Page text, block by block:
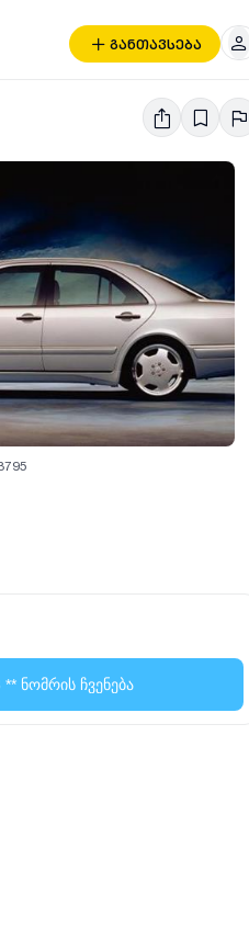
განთავსება
ნომრის ჩვენება